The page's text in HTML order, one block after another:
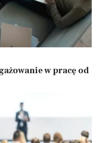
w pracę od